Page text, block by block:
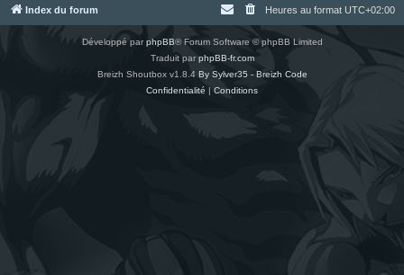
r
Index du forum Heures au format UTC+02:00
Développé parphpBB® Forum Software © phpBB Limited
Traduit parphpBB-fr.com
Breizh Shoutbox v1.8.4 By Sylver35 - Breizh Code
Confidentialité | Conditions